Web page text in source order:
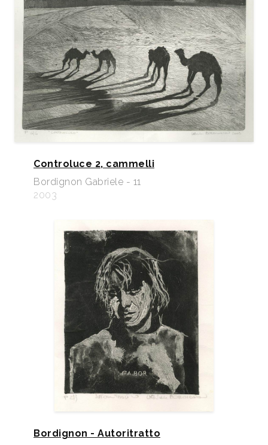
Controluce 2, cammelli
Bordignon Gabriele - 11
2003
Bordignon - Autoritratto